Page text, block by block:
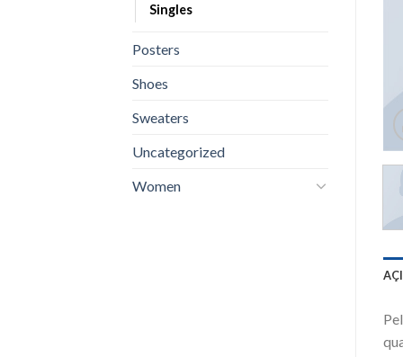
Singles
Posters
Shoes
Sweaters
Uncategorized
Women